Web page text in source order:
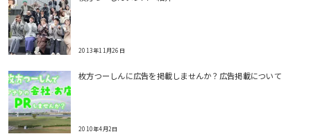
2013年11月26日
枚方つーしんに広告を掲載しませんか？広告掲載について
2010年4月2日